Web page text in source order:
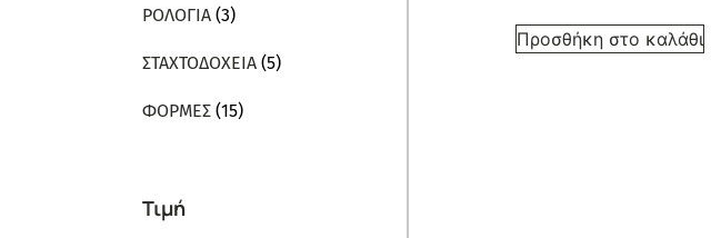
ΡΟΛΟΓΙΑ (3)
ΣΤΑΧΤΟΔΟΧΕΙΑ (5)
ΦΟΡΜΕΣ (15)
Τιμή
Προσθήκη στο καλάθι